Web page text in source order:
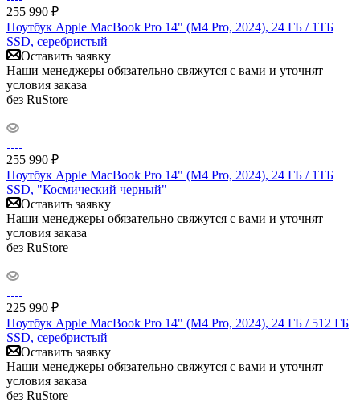
255 990 ₽
Ноутбук Apple MacBook Pro 14" (M4 Pro, 2024), 24 ГБ / 1ТБ
SSD, серебристый
Оставить заявку
Наши менеджеры обязательно свяжутся с вами и уточнят
условия заказа
без RuStore
255 990 ₽
Ноутбук Apple MacBook Pro 14" (M4 Pro, 2024), 24 ГБ / 1ТБ
SSD, "Космический черный"
Оставить заявку
Наши менеджеры обязательно свяжутся с вами и уточнят
условия заказа
без RuStore
225 990 ₽
Ноутбук Apple MacBook Pro 14" (M4 Pro, 2024), 24 ГБ / 512 ГБ
SSD, серебристый
Оставить заявку
Наши менеджеры обязательно свяжутся с вами и уточнят
условия заказа
без RuStore